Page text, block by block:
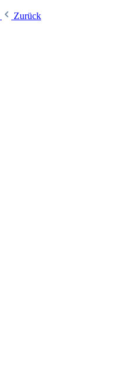
Zurück